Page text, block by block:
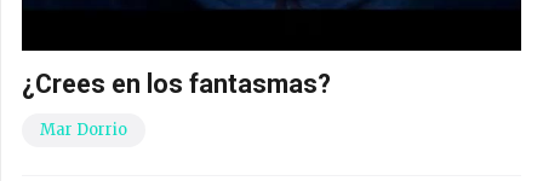
¿Crees en los fantasmas?
Mar Dorrio